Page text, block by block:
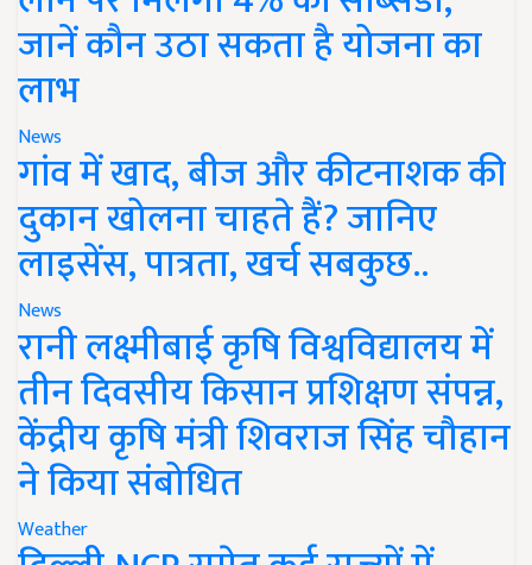
जानें कौन उठा सकता है योजना का
लाभ
News
गांव में खाद, बीज और कीटनाशक की
दुकान खोलना चाहते हैं? जानिए
लाइसेंस, पात्रता, खर्च सबकुछ..
News
रानी लक्ष्मीबाई कृषि विश्वविद्यालय में
तीन दिवसीय किसान प्रशिक्षण संपन्न,
केंद्रीय कृषि मंत्री शिवराज सिंह चौहान
ने किया संबोधित
Weather